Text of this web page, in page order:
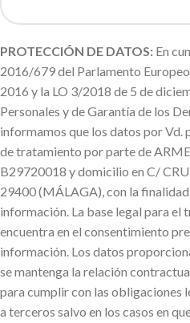
PROTECCIÓN DE DATOS: En
2016/679 del Parlamento
2016 y la LO 3/2018 de 5 de
Personales y de Garantía de los
informamos que los datos por
de tratamiento por parte de
B29720018 y domicilio en C/
29400 (MÁLAGA), con la
información. La base legal para el
encuentra en el consentimiento
información. Los datos
se mantenga la relación
para cumplir con las obligaciones
a terceros salvo en los casos en